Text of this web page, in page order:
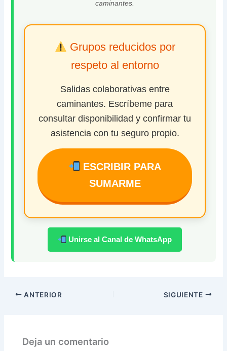
caminantes.
Grupos reducidos por
respeto al entorno
Salidas colaborativas entre
caminantes. Escríbeme para
consultar disponibilidad y confirmar tu
asistencia con tu seguro propio.
ESCRIBIR PARA
SUMARME
Unirse al Canal de WhatsApp
ANTERIOR SIGUIENTE
Deja un comentario